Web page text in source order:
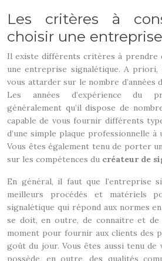
Les critères à
choisir une
Il existe différents critères à prendre
une entreprise signalétique. A
vous attarder sur le nombre d’années
Les années d’expérience du
généralement qu’il dispose de
capable de vous fournir différents
d’une simple plaque professionnelle à
Vous êtes également tenu de porter
sur les compétences du créateur de
En général, il faut que l’entreprise
meilleurs procédés et matériels
signalétique qui répond aux normes
se doit, en outre, de connaitre et
moment pour fournir aux clients des
goût du jour. Vous êtes aussi tenu de
possède, en outre, des qualités